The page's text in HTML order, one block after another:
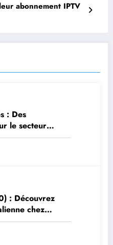
abonnement IPTV
: Des
le secteur
: Découvrez
chez